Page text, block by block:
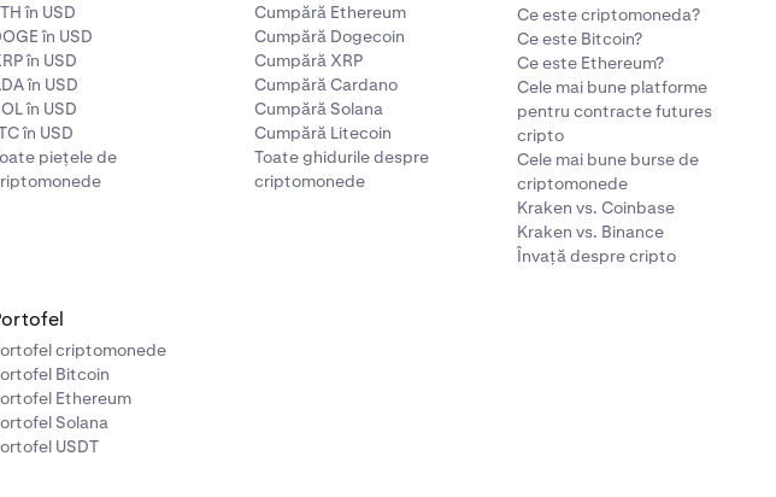
în USD
în USD
în USD
în USD
în USD
în USD
piețele de
Cumpără Ethereum
Cumpără Dogecoin
Cumpără XRP
Cumpără Cardano
Cumpără Solana
Cumpără Litecoin
Toate ghidurile despre
criptomonede
Ce este criptomoneda?
Ce este Bitcoin?
Ce este Ethereum?
Cele mai bune platforme
pentru contracte futures
cripto
Cele mai bune burse de
criptomonede
Kraken vs. Coinbase
Kraken vs. Binance
Învață despre cripto
criptomonede
Bitcoin
Ethereum
Solana
USDT